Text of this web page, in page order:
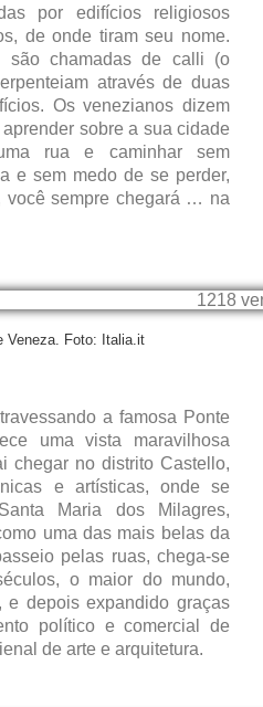
por edifícios religiosos
de onde tiram seu nome.
são chamadas de calli (o
através de duas
Os venezianos dizem
sobre a sua cidade
rua e caminhar sem
e sem medo de se perder,
você sempre chegará … na
Veneza. Foto: Italia.it
a famosa Ponte
uma vista maravilhosa
chegar no distrito Castello,
e artísticas, onde se
Maria dos Milagres,
uma das mais belas da
pelas ruas, chega-se
o maior do mundo,
e depois expandido graças
político e comercial de
de arte e arquitetura.